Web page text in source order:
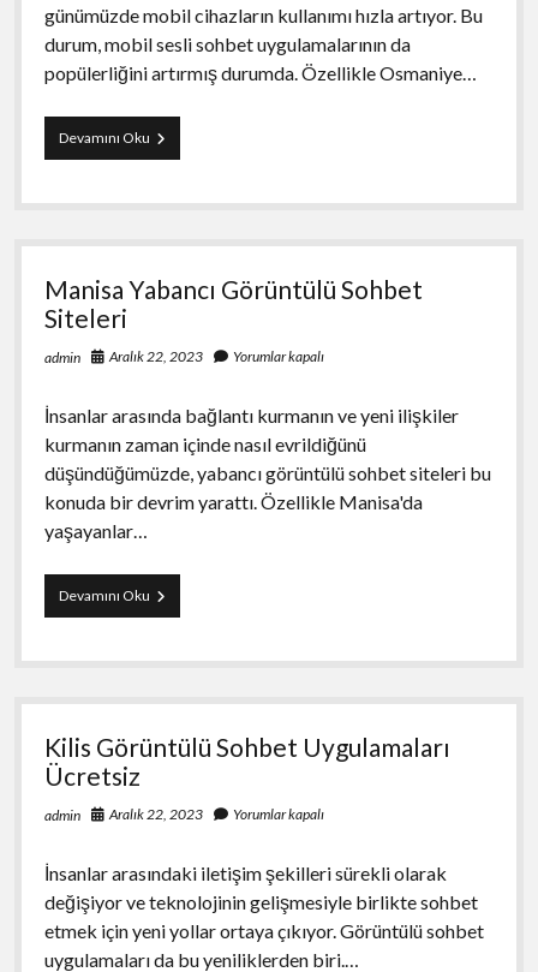
günümüzde mobil cihazların kullanımı hızla artıyor. Bu
durum, mobil sesli sohbet uygulamalarının da
popülerliğini artırmış durumda. Özellikle Osmaniye…
Devamını OkuOsmaniye
Mobil
Sohbet
Manisa Yabancı Görüntülü Sohbet
Siteleri
admin Aralık 22, 2023 Yorumlar kapalı
İnsanlar arasında bağlantı kurmanın ve yeni ilişkiler
kurmanın zaman içinde nasıl evrildiğünü
düşündüğümüzde, yabancı görüntülü sohbet siteleri bu
konuda bir devrim yarattı. Özellikle Manisa'da
yaşayanlar…
Devamını OkuManisa
Yabancı
Sohbet
Kilis Görüntülü Sohbet Uygulamaları
Ücretsiz
admin Aralık 22, 2023 Yorumlar kapalı
İnsanlar arasındaki iletişim şekilleri sürekli olarak
değişiyor ve teknolojinin gelişmesiyle birlikte sohbet
etmek için yeni yollar ortaya çıkıyor. Görüntülü sohbet
uygulamaları da bu yeniliklerden biri.…